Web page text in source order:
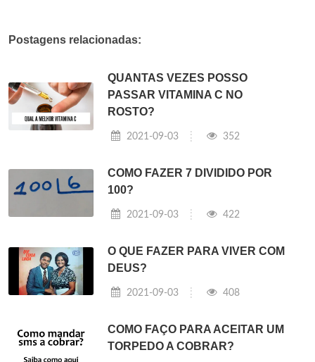
Postagens relacionadas:
QUANTAS VEZES POSSO
PASSAR VITAMINA C NO
ROSTO?
2021-09-03 352
COMO FAZER 7 DIVIDIDO POR
100?
2021-09-03 422
O QUE FAZER PARA VIVER COM
DEUS?
2021-09-03 408
COMO FAÇO PARA ACEITAR UM
TORPEDO A COBRAR?